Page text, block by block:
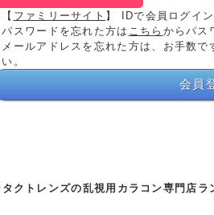
ファミリーサイト 】 IDで会員ログイン
スワードを忘れた方は こちら からパス
ールアドレスを忘れた方は、お手数で
。
会員
クトレンズの乱視用カラコン専門店